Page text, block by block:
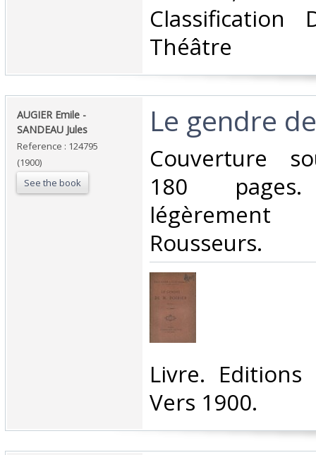
Classification
Théâtre‎
‎AUGIER Emile -
SANDEAU Jules ‎
Reference : 124795
(1900)
See the book
‎Le gendre
‎Couverture
180 pages.
Rousseurs.‎
‎Livre. Editions
Vers 1900.‎